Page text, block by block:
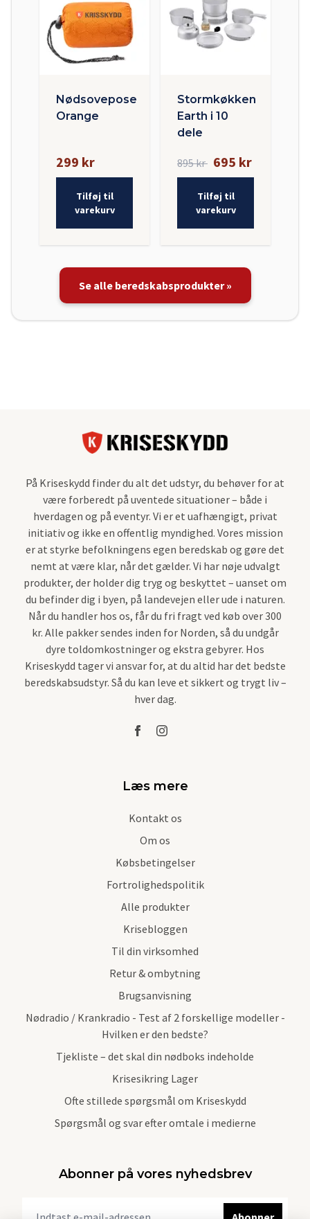
Nødsovepose
Orange
299 kr
Tilføj til
varekurv
Stormkøkken
Earth i 10
dele
895 kr 695 kr
Tilføj til
varekurv
Se alle beredskabsprodukter »
På Kriseskydd finder du alt det udstyr, du behøver for at
være forberedt på uventede situationer – både i
hverdagen og på eventyr. Vi er et uafhængigt, privat
initiativ og ikke en offentlig myndighed. Vores mission
er at styrke befolkningens egen beredskab og gøre det
nemt at være klar, når det gælder. Vi har nøje udvalgt
produkter, der holder dig tryg og beskyttet – uanset om
du befinder dig i byen, på landevejen eller ude i naturen.
Når du handler hos os, får du fri fragt ved køb over 300
kr. Alle pakker sendes inden for Norden, så du undgår
dyre toldomkostninger og ekstra gebyrer. Hos
Kriseskydd tager vi ansvar for, at du altid har det bedste
beredskabsudstyr. Så du kan leve et sikkert og trygt liv –
hver dag.
Læs mere
Kontakt os
Om os
Købsbetingelser
Fortrolighedspolitik
Alle produkter
Krisebloggen
Til din virksomhed
Retur & ombytning
Brugsanvisning
Nødradio / Krankradio - Test af 2 forskellige modeller -
Hvilken er den bedste?
Tjekliste – det skal din nødboks indeholde
Krisesikring Lager
Ofte stillede spørgsmål om Kriseskydd
Spørgsmål og svar efter omtale i medierne
Abonner på vores nyhedsbrev